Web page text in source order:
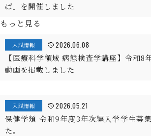
ば」を開催しました
もっと見る
入試情報 2026.06.08
【医療科学領域 病態検査学講座】令和8
動画を掲載しました
入試情報 2026.05.21
保健学類 令和9年度3年次編入学学生募
た。